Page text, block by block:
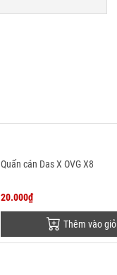
Quấn cán Das X OVG X8
20.000₫
Thêm vào giỏ